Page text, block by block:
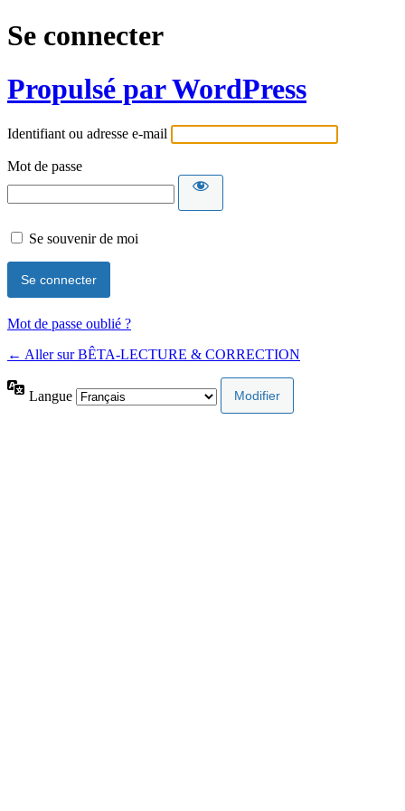
Se connecter
Propulsé par WordPress
Identifiant ou adresse e-mail
Mot de passe
Se souvenir de moi
Mot de passe oublié ?
← Aller sur BÊTA-LECTURE & CORRECTION
Langue